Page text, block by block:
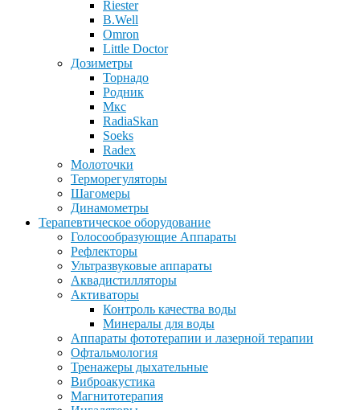
Riester
B.Well
Omron
Little Doctor
Дозиметры
Торнадо
Родник
Мкс
RadiaSkan
Soeks
Radex
Молоточки
Терморегуляторы
Шагомеры
Динамометры
Терапевтическое оборудование
Голосообразующие Аппараты
Рефлекторы
Ультразвуковые аппараты
Аквадистилляторы
Активаторы
Контроль качества воды
Минералы для воды
Аппараты фототерапии и лазерной терапии
Офтальмология
Тренажеры дыхательные
Виброакустика
Магнитотерапия